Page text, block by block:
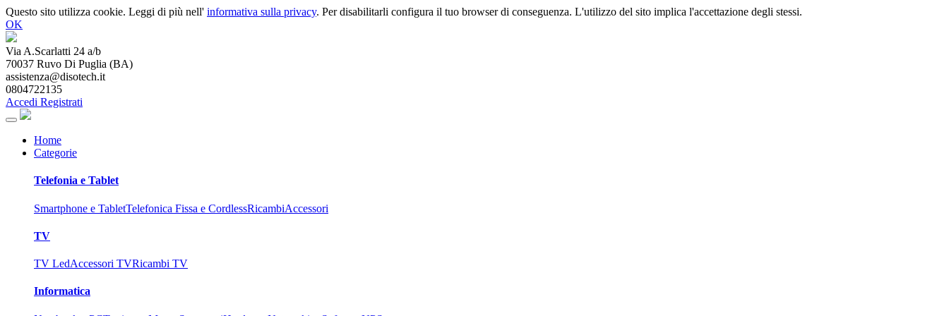
Questo sito utilizza cookie. Leggi di più nell' informativa sulla privacy. Per disabilitarli configura il tuo browser di conseguenza. L'utilizzo del sito implica l'accettazione degli stessi.
OK
Via A.Scarlatti 24 a/b
70037 Ruvo Di Puglia (BA)
assistenza@disotech.it
0804722135
Accedi Registrati
Home
Categorie
Telefonia e Tablet
Smartphone e TabletTelefonica Fissa e CordlessRicambiAccessori
TV
TV LedAccessori TVRicambi TV
Informatica